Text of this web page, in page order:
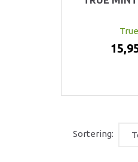
Sortering: